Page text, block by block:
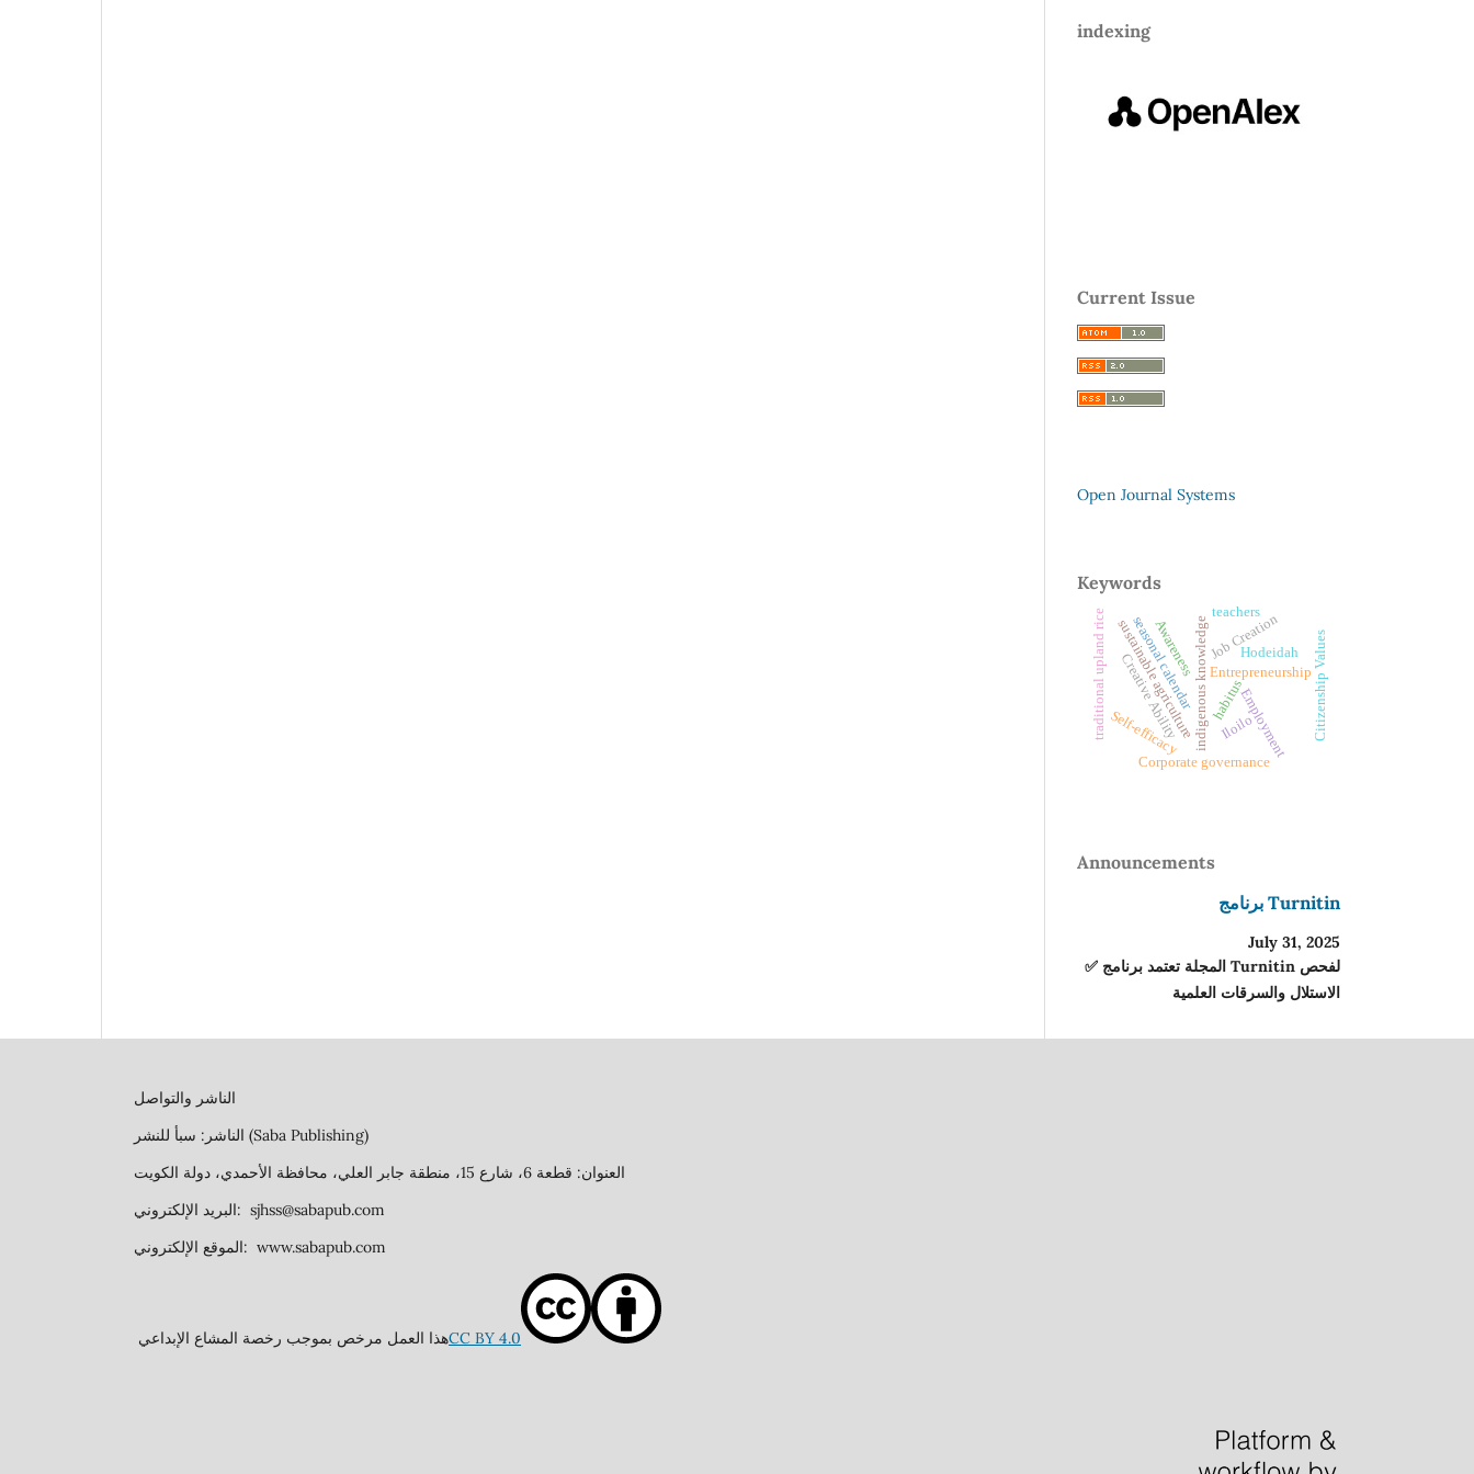
indexing
Current Issue
Open Journal Systems
Keywords
Employment
indigenous knowledge Iloilo
sustainable agriculture Job Creation
Entrepreneurship
Creative Ability
Self-efficacy
traditional upland rice Hodeidah Citizenship Values
seasonal calendar
teachers
Corporate governance
habitus
Awareness
Announcements
برنامج Turnitin
July 31, 2025
✅ المجلة تعتمد برنامج Turnitin لفحص
الاستلال والسرقات العلمية
الناشر والتواصل
الناشر: سبأ للنشر (Saba Publishing)
العنوان: قطعة 6، شارع 15، منطقة جابر العلي، محافظة الأحمدي، دولة الكويت
البريد الإلكتروني: sjhss@sabapub.com
الموقع الإلكتروني: www.sabapub.com
هذا العمل مرخص بموجب رخصة المشاع الإبداعيCC BY 4.0